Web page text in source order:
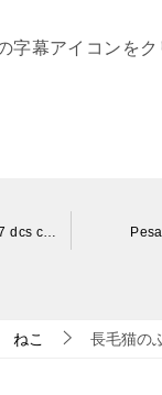
字幕アイコンを
Gain up to 650hp safely with this hack! Detroit 60 series 12.7 dcs custom tuning wiring install
ねこ 長毛猫の